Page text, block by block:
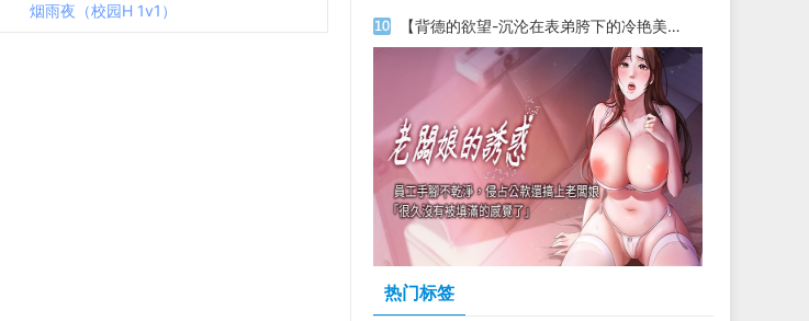
烟雨夜（校园H 1v1）
【背德的欲望-沉沦在表弟胯下的冷艳美母】（上）
热门标签